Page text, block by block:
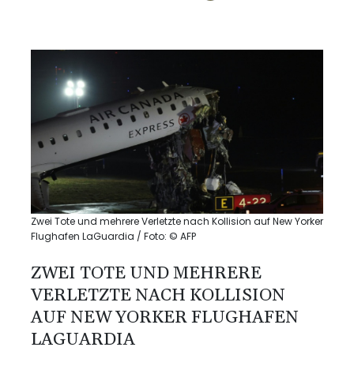
Zwei Tote und mehrere Verletzte nach Kollision auf New Yorker
Flughafen LaGuardia / Foto: © AFP
ZWEI TOTE UND MEHRERE
VERLETZTE NACH KOLLISION
AUF NEW YORKER FLUGHAFEN
LAGUARDIA